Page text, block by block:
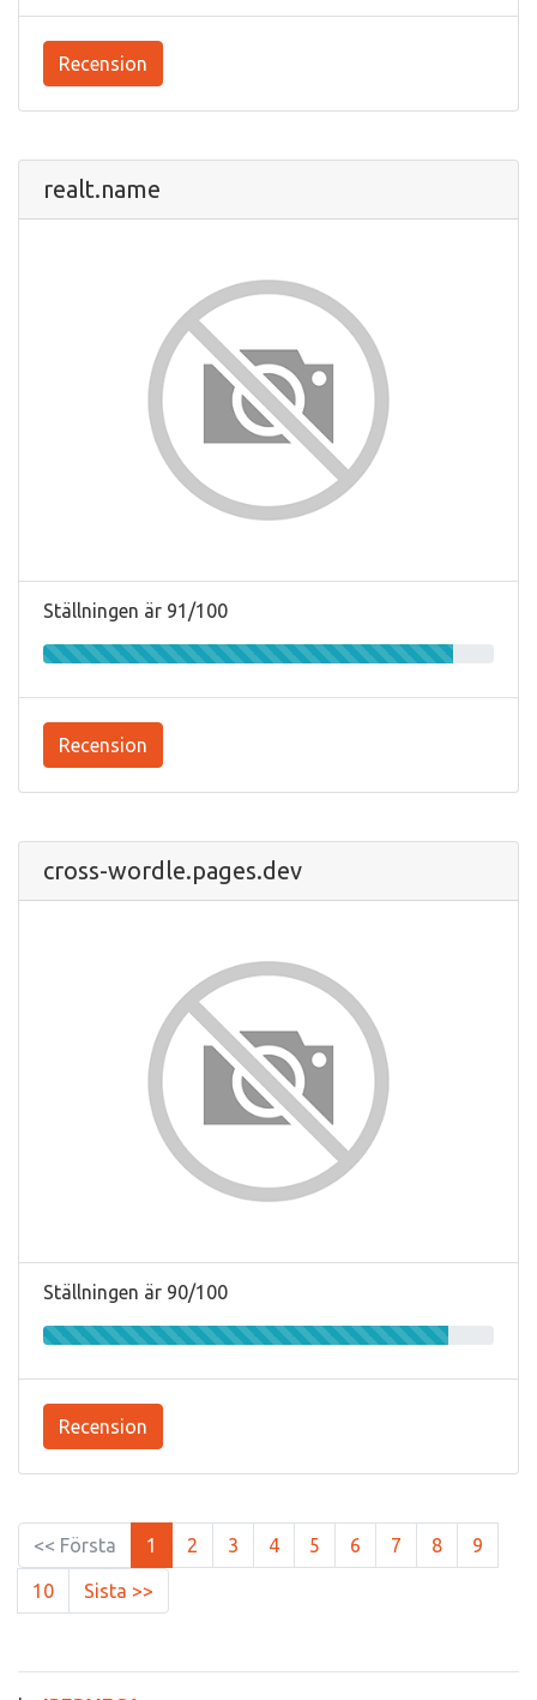
Recension
realt.name
Ställningen är 91/100
Recension
cross-wordle.pages.dev
Ställningen är 90/100
Recension
<< Första 1 2 3 4 5 6 7 8 9
10 Sista >>